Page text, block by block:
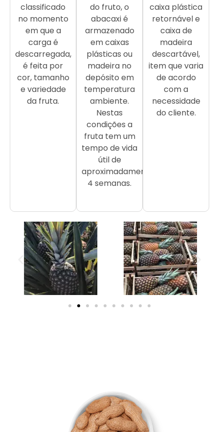
classificado
no momento
em que a
carga é
descarregada,
é feita por
cor, tamanho
e variedade
da fruta.
do fruto, o
abacaxi é
armazenado
em caixas
plásticas ou
madeira no
depósito em
temperatura
ambiente.
Nestas
condições a
fruta tem um
tempo de vida
útil de
aproximadamente
4 semanas.
caixa plástica
retornável e
caixa de
madeira
descartável,
item que varia
de acordo
com a
necessidade
do cliente.